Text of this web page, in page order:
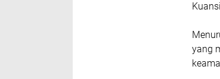
yang